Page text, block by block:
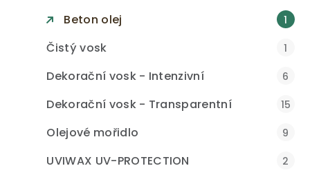
Beton olej 1
Čistý vosk 1
Dekorační vosk - Intenzivní 6
Dekorační vosk - Transparentní 15
Olejové mořidlo 9
UVIWAX UV-PROTECTION 2